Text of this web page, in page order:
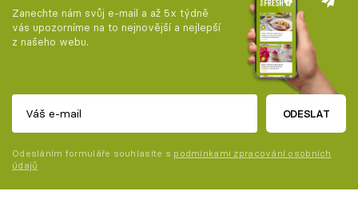
Zanechte nám svůj e-mail a až 5x týdně
vás upozorníme na to nejnovější a nejlepší
z našeho webu.
ODESLAT
Odesláním formuláře souhlasíte s podmínkami zpracování osobních
údajů